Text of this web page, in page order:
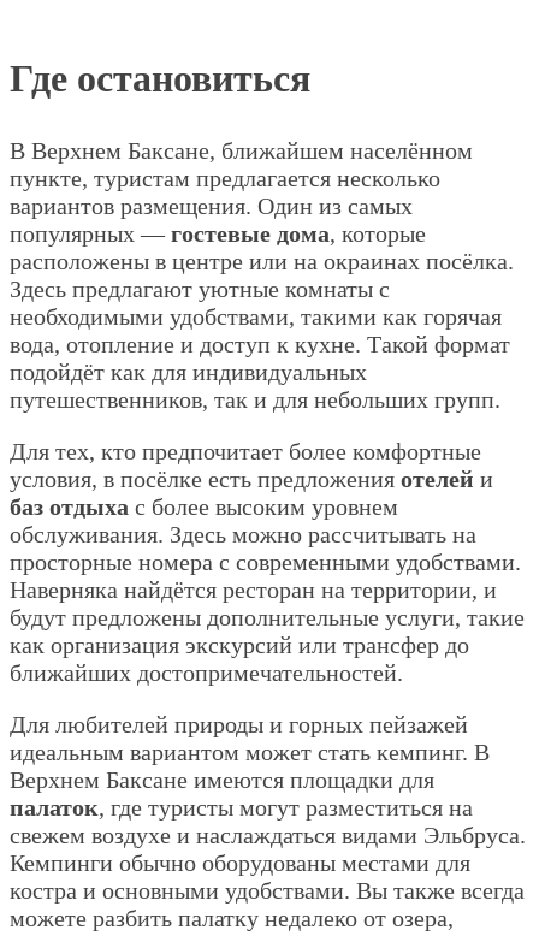
Где остановиться
В Верхнем Баксане, ближайшем населённом
пункте, туристам предлагается несколько
вариантов размещения. Один из самых
популярных —гостевые дома, которые
расположены в центре или на окраинах посёлка.
Здесь предлагают уютные комнаты с
необходимыми удобствами, такими как горячая
вода, отопление и доступ к кухне. Такой формат
подойдёт как для индивидуальных
путешественников, так и для небольших групп.
Для тех, кто предпочитает более комфортные
условия, в посёлке есть предложения отелей и
баз отдыха с более высоким уровнем
обслуживания. Здесь можно рассчитывать на
просторные номера с современными удобствами.
Наверняка найдётся ресторан на территории, и
будут предложены дополнительные услуги, такие
как организация экскурсий или трансфер до
ближайших достопримечательностей.
Для любителей природы и горных пейзажей
идеальным вариантом может стать кемпинг. В
Верхнем Баксане имеются площадки для
палаток, где туристы могут разместиться на
свежем воздухе и наслаждаться видами Эльбруса.
Кемпинги обычно оборудованы местами для
костра и основными удобствами. Вы также всегда
можете разбить палатку недалеко от озера,